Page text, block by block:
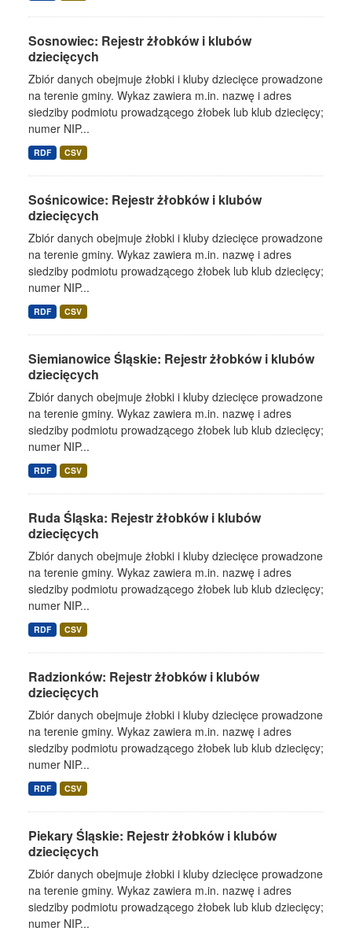
Sosnowiec: Rejestr żłobków i klubów
dziecięcych
Zbiór danych obejmuje żłobki i kluby dziecięce prowadzone
na terenie gminy. Wykaz zawiera m.in. nazwę i adres
siedziby podmiotu prowadzącego żłobek lub klub dziecięcy;
numer NIP...
RDF CSV
Sośnicowice: Rejestr żłobków i klubów
dziecięcych
Zbiór danych obejmuje żłobki i kluby dziecięce prowadzone
na terenie gminy. Wykaz zawiera m.in. nazwę i adres
siedziby podmiotu prowadzącego żłobek lub klub dziecięcy;
numer NIP...
RDF CSV
Siemianowice Śląskie: Rejestr żłobków i klubów
dziecięcych
Zbiór danych obejmuje żłobki i kluby dziecięce prowadzone
na terenie gminy. Wykaz zawiera m.in. nazwę i adres
siedziby podmiotu prowadzącego żłobek lub klub dziecięcy;
numer NIP...
RDF CSV
Ruda Śląska: Rejestr żłobków i klubów
dziecięcych
Zbiór danych obejmuje żłobki i kluby dziecięce prowadzone
na terenie gminy. Wykaz zawiera m.in. nazwę i adres
siedziby podmiotu prowadzącego żłobek lub klub dziecięcy;
numer NIP...
RDF CSV
Radzionków: Rejestr żłobków i klubów
dziecięcych
Zbiór danych obejmuje żłobki i kluby dziecięce prowadzone
na terenie gminy. Wykaz zawiera m.in. nazwę i adres
siedziby podmiotu prowadzącego żłobek lub klub dziecięcy;
numer NIP...
RDF CSV
Piekary Śląskie: Rejestr żłobków i klubów
dziecięcych
Zbiór danych obejmuje żłobki i kluby dziecięce prowadzone
na terenie gminy. Wykaz zawiera m.in. nazwę i adres
siedziby podmiotu prowadzącego żłobek lub klub dziecięcy;
numer NIP...